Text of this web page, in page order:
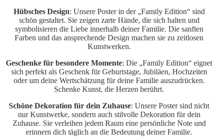
Hübsches Design: Unsere Poster in der „Family Edition“ sind
schön gestaltet. Sie zeigen zarte Hände, die sich halten und
symbolisieren die Liebe innerhalb deiner Familie. Die sanften
Farben und das ansprechende Design machen sie zu zeitlosen
Kunstwerken.
Geschenke für besondere Momente: Die „Family Edition“ eignet
sich perfekt als Geschenk für Geburtstage, Jubiläen, Hochzeiten
oder um deine Wertschätzung für deine Familie auszudrücken.
Schenke Kunst, die Herzen berührt.
Schöne Dekoration für dein Zuhause: Unsere Poster sind nicht
nur Kunstwerke, sondern auch stilvolle Dekoration für dein
Zuhause. Sie verleihen jedem Raum eine persönliche Note und
erinnern dich täglich an die Bedeutung deiner Familie.